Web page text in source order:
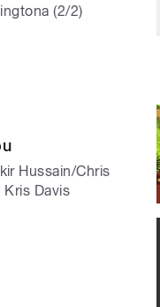
(2/2)
Hussain/Chris
Davis